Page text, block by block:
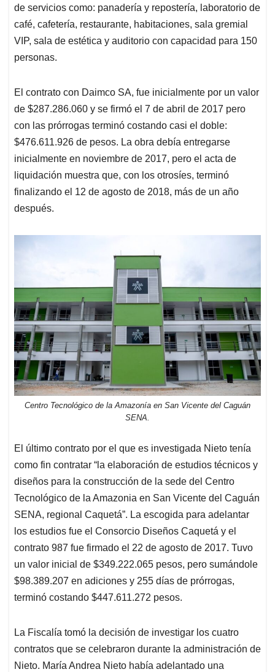
de servicios como: panadería y repostería, laboratorio de
café, cafetería, restaurante, habitaciones, sala gremial
VIP, sala de estética y auditorio con capacidad para 150
personas.
El contrato con Daimco SA, fue inicialmente por un valor
de $287.286.060 y se firmó el 7 de abril de 2017 pero
con las prórrogas terminó costando casi el doble:
$476.611.926 de pesos. La obra debía entregarse
inicialmente en noviembre de 2017, pero el acta de
liquidación muestra que, con los otrosíes, terminó
finalizando el 12 de agosto de 2018, más de un año
después.
Centro Tecnológico de la Amazonía en San Vicente del Caguán
SENA.
El último contrato por el que es investigada Nieto tenía
como fin contratar “la elaboración de estudios técnicos y
diseños para la construcción de la sede del Centro
Tecnológico de la Amazonia en San Vicente del Caguán
SENA, regional Caquetá”. La escogida para adelantar
los estudios fue el Consorcio Diseños Caquetá y el
contrato 987 fue firmado el 22 de agosto de 2017. Tuvo
un valor inicial de $349.222.065 pesos, pero sumándole
$98.389.207 en adiciones y 255 días de prórrogas,
terminó costando $447.611.272 pesos.
La Fiscalía tomó la decisión de investigar los cuatro
contratos que se celebraron durante la administración de
Nieto. María Andrea Nieto había adelantado una